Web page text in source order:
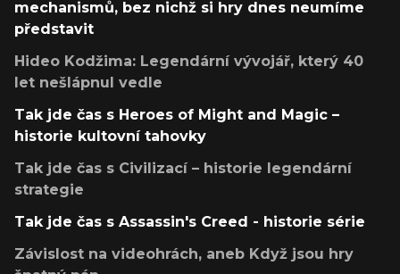
mechanismů, bez nichž si hry dnes neumíme
představit
Hideo Kodžima: Legendární vývojář, který 40
let nešlápnul vedle
Tak jde čas s Heroes of Might and Magic –
historie kultovní tahovky
Tak jde čas s Civilizací – historie legendární
strategie
Tak jde čas s Assassin's Creed - historie série
Závislost na videohrách, aneb Když jsou hry